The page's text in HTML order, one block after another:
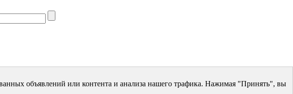
объявлений или контента и анализа нашего трафика. Нажимая "Принять", вы